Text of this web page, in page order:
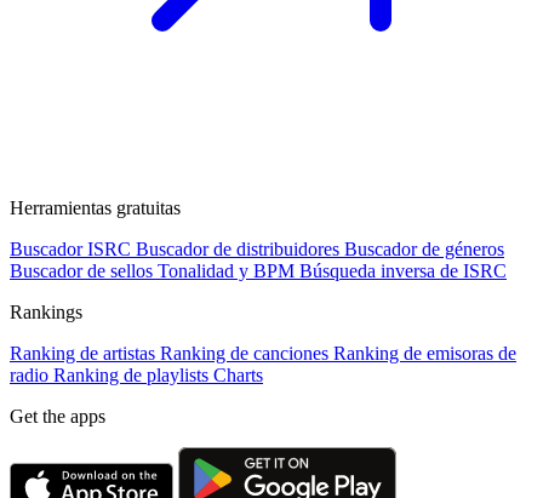
Herramientas gratuitas
Buscador ISRC Buscador de distribuidores Buscador de géneros
Buscador de sellos Tonalidad y BPM Búsqueda inversa de ISRC
Rankings
Ranking de artistas Ranking de canciones Ranking de emisoras de
radio Ranking de playlists Charts
Get the apps